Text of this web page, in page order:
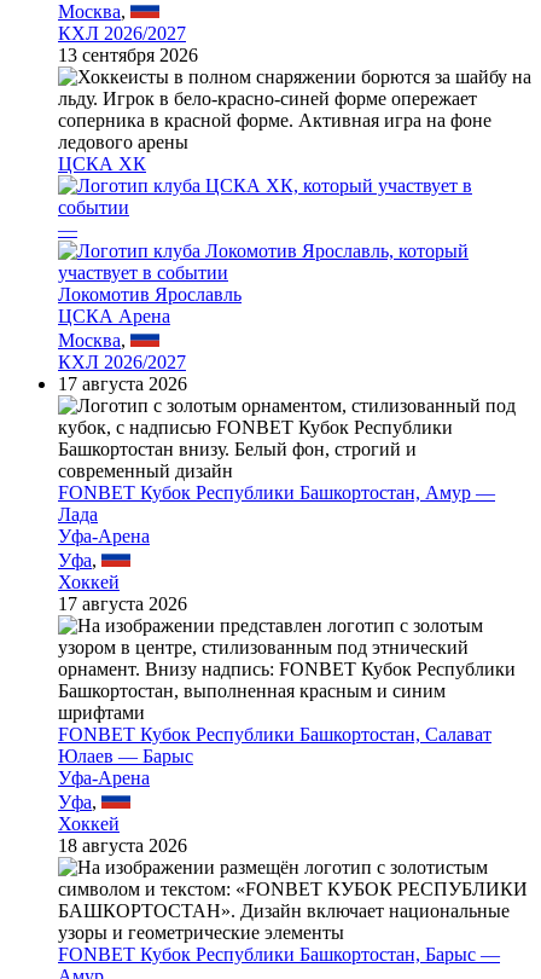
Москва,
КХЛ 2026/2027
13 сентября 2026
ЦСКА ХК
—
Локомотив Ярославль
ЦСКА Арена
Москва,
КХЛ 2026/2027
17 августа 2026
FONBET Кубок Республики Башкортостан, Амур —
Лада
Уфа-Арена
Уфа,
Хоккей
17 августа 2026
FONBET Кубок Республики Башкортостан, Салават
Юлаев — Барыс
Уфа-Арена
Уфа,
Хоккей
18 августа 2026
FONBET Кубок Республики Башкортостан, Барыс —